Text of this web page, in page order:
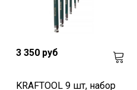
3 350 руб
KRAFTOOL 9 шт, набор